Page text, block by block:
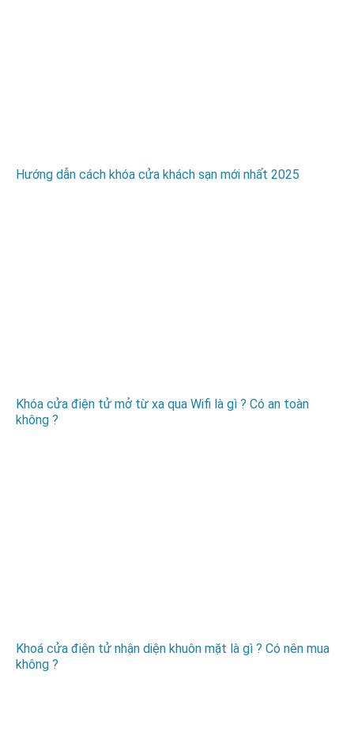
Hướng dẫn cách khóa cửa khách sạn mới nhất 2025
Khóa cửa điện tử mở từ xa qua Wifi là gì ? Có an toàn
không ?
Khoá cửa điện tử nhận diện khuôn mặt là gì ? Có nên mua
không ?